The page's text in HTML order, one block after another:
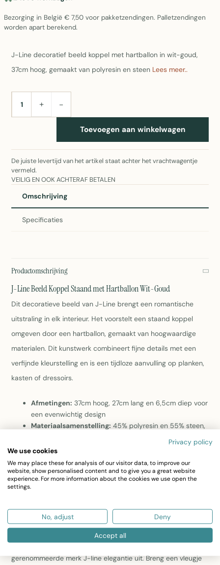
Bezorging in België € 7,50 voor pakketzendingen. Palletzendingen
worden apart berekend.
J-Line decoratief beeld koppel met hartballon in wit-goud,
37cm hoog, gemaakt van polyresin en steen Lees meer..
AANTAL+ −
Toevoegen aan winkelwagen
De juiste levertijd van het artikel staat achter het vrachtwagentje
vermeld.
VEILIG EN OOK ACHTERAF BETALEN
Omschrijving
Specificaties
Productomschrijving
J-Line Beeld Koppel Staand met Hartballon Wit-Goud
Dit decoratieve beeld van J-Line brengt een romantische
uitstraling in elk interieur. Het voorstelt een staand koppel
omgeven door een hartballon, gemaakt van hoogwaardige
materialen. Dit kunstwerk combineert fijne details met een
verfijnde kleurstelling en is een tijdloze aanvulling op planken,
kasten of dressoirs.
Afmetingen: 37cm hoog, 27cm lang en 6,5cm diep voor
een evenwichtig design
Materiaalsamenstelling: 45% polyresin en 55% steen,
Kleurstelling:
Wit met goudaccenten die elegantie en
warmte uitstralen
Collectie:Onderdeel van de Winter 2023 collectie van
J-Line, bekend om decoratieve woonaccessoires van
Ontdek de romantiek met ons beeld van een staand koppel,
omarmd door een hartballon in wit en goud. Met een afmeting
van 37x27x6.5cm straalt dit prachtige stuk van het
gerenommeerde merk J-line elegantie uit. Breng een vleugje
Privacy policy
We use cookies
We may place these for analysis of our visitor data, to improve our
website, show personalised content and to give you a great website
experience. For more information about the cookies we use open the
settings.
No, adjust Deny
Accept all